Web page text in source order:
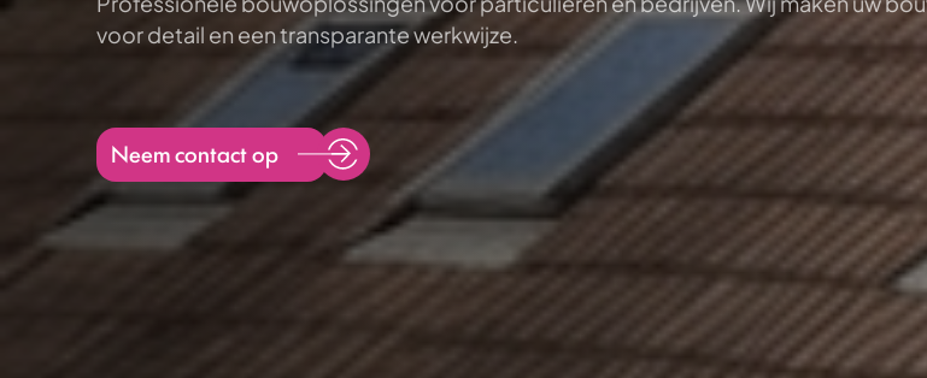
voor detail en een transparante werkwijze.
Neem contact op